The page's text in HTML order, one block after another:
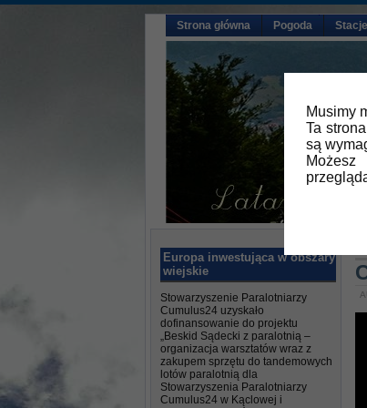
Musimy
Ta
są
Strona główna Pogoda
Europa inwestująca w obszary
wiejskie
Stowarzyszenie Paralotniarzy
Cumulus24 uzyskało
dofinansowanie do projektu
„Beskid Sądecki z paralotnią –
organizacja warsztatów wraz z
zakupem sprzętu do tandemowych
lotów paralotnią dla
Stowarzyszenia Paralotniarzy
Cumulus24 w Kąclowej i